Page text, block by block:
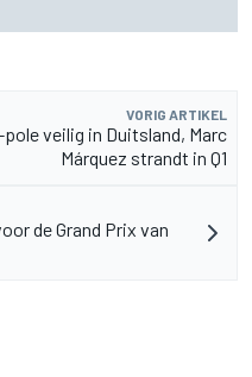
VORIG ARTIKEL
veilig in Duitsland, Marc
Márquez strandt in Q1
de Grand Prix van